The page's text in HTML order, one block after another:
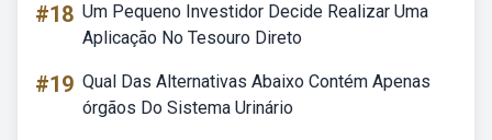
#18 Um Pequeno Investidor Decide Realizar Uma
Aplicação No Tesouro Direto
#19 Qual Das Alternativas Abaixo Contém Apenas
órgãos Do Sistema Urinário